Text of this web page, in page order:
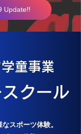
Update!!
クール
童事業
スポーツ体験。